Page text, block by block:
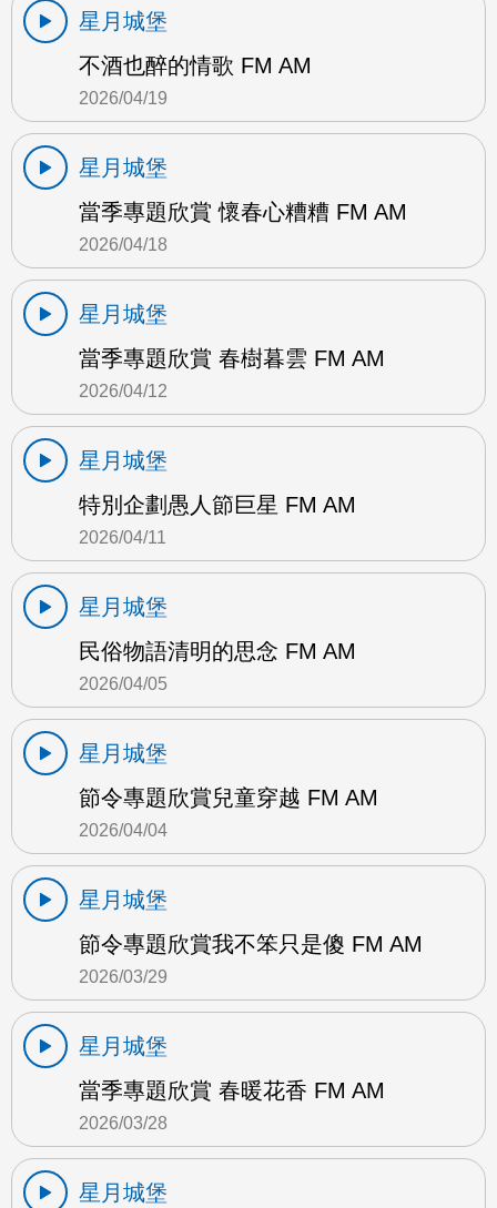
星月城堡
不酒也醉的情歌 FM AM
2026/04/19
星月城堡
當季專題欣賞 懷春心糟糟 FM AM
2026/04/18
星月城堡
當季專題欣賞 春樹暮雲 FM AM
2026/04/12
星月城堡
特別企劃愚人節巨星 FM AM
2026/04/11
星月城堡
民俗物語清明的思念 FM AM
2026/04/05
星月城堡
節令專題欣賞兒童穿越 FM AM
2026/04/04
星月城堡
節令專題欣賞我不笨只是傻 FM AM
2026/03/29
星月城堡
當季專題欣賞 春暖花香 FM AM
2026/03/28
星月城堡